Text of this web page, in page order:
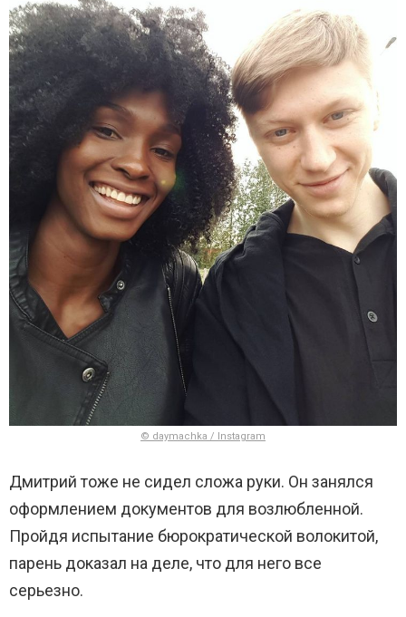
© daymachka / Instagram
Дмитрий тоже не сидел сложа руки. Он занялся
оформлением документов для возлюбленной.
Пройдя испытание бюрократической волокитой,
парень доказал на деле, что для него все
серьезно.